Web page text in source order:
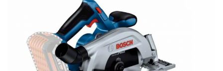
images
gallery